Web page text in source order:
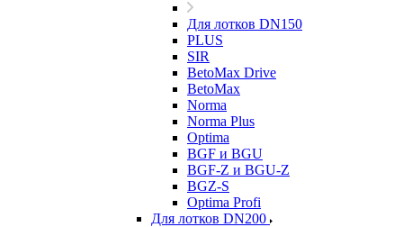
Для лотков DN150
PLUS
SIR
BetoMax Drive
BetoMax
Norma
Norma Plus
Optima
BGF и BGU
BGF-Z и BGU-Z
BGZ-S
Optima Profi
Для лотков DN200